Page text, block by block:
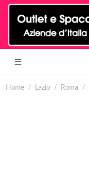
Home Lazio Roma